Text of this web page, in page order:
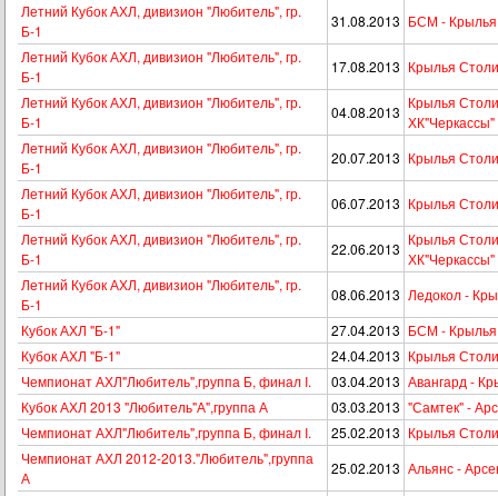
Летний Кубок АХЛ, дивизион "Любитель", гр.
Б-1
31.08.2013 БСМ -
Летний Кубок АХЛ, дивизион "Любитель", гр.
Б-1
17.08.2013 Крылья
Летний Кубок АХЛ, дивизион "Любитель", гр.
Б-1
04.08.2013
Крылья
ХК"Черкассы"
Летний Кубок АХЛ, дивизион "Любитель", гр.
Б-1
20.07.2013 Крылья
Летний Кубок АХЛ, дивизион "Любитель", гр.
Б-1
06.07.2013 Крылья
Летний Кубок АХЛ, дивизион "Любитель", гр.
Б-1
22.06.2013
Крылья
ХК"Черкассы"
Летний Кубок АХЛ, дивизион "Любитель", гр.
Б-1
08.06.2013 Ледокол -
Кубок АХЛ "Б-1"
27.04.2013 БСМ -
Кубок АХЛ "Б-1"
24.04.2013 Крылья
Чемпионат АХЛ"Любитель",группа Б, финал I.
03.04.2013 Авангард -
Кубок АХЛ 2013 "Любитель"А",группа А
03.03.2013 "Самтек" -
Чемпионат АХЛ"Любитель",группа Б, финал I.
25.02.2013 Крылья
Чемпионат АХЛ 2012-2013."Любитель",группа
А
25.02.2013 Альянс -